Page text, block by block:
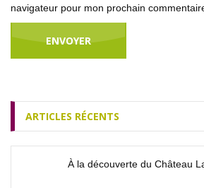
navigateur pour mon prochain
ARTICLES RÉCENTS
À la découverte du Château